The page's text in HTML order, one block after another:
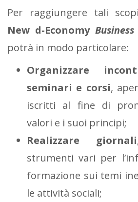
Per raggiungere tali
New d-Economy
potrà in modo particolare:
Organizzare
seminari e corsi,
iscritti al fine di
valori e i suoi principi;
Realizzare
strumenti vari per
formazione sui temi
le attività sociali;